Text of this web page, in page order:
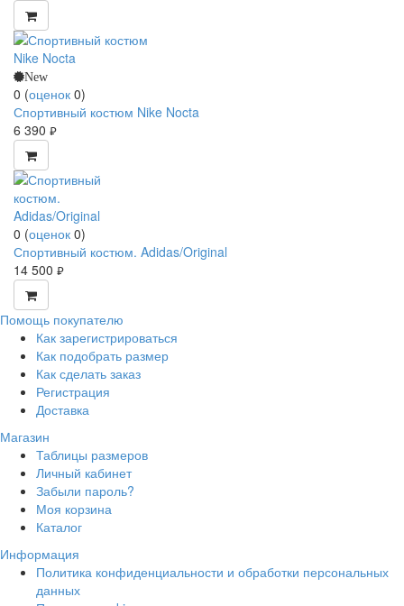
New
0 (оценок 0)
Спортивный костюм Nike Nocta
6 390 руб.
0 (оценок 0)
Спортивный костюм. Adidas/Original
14 500 руб.
Помощь покупателю
Как зарегистрироваться
Как подобрать размер
Как сделать заказ
Регистрация
Доставка
Магазин
Таблицы размеров
Личный кабинет
Забыли пароль?
Моя корзина
Каталог
Информация
Политика конфиденциальности и обработки персональных
данных